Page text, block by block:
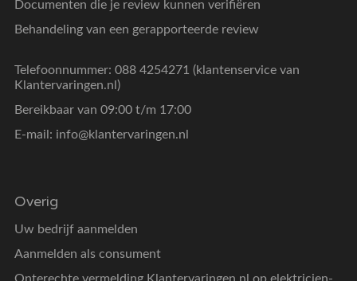
Documenten die je review kunnen verifiëren
Behandeling van een gerapporteerde review
Telefoonnummer: 088 4254271 (klantenservice van
Klantervaringen.nl)
Bereikbaar van 09:00 t/m 17:00
E-mail: info@klantervaringen.nl
Overig
Uw bedrijf aanmelden
Aanmelden als consument
Onterechte vermelding Klantervaringen.nl op elektricien-